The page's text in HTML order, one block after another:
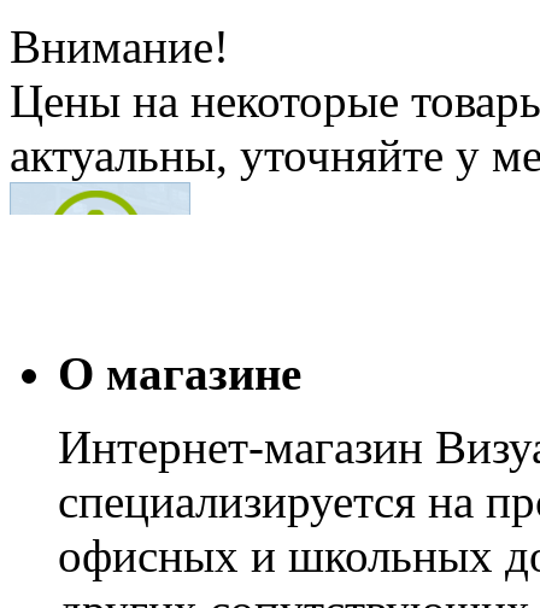
Внимание!
Цены на некоторые
актуальны, уточняйте у
О магазине
Интернет-магазин
специализируется на
офисных и школьных